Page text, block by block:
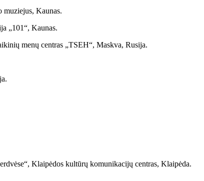
muziejus, Kaunas.
„101“, Kaunas.
menų centras „TSEH“, Maskva, Rusija.
Klaipėdos kultūrų komunikacijų centras, Klaipėda.